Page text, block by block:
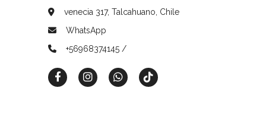
venecia 317, Talcahuano, Chile
WhatsApp
+56968374145 /